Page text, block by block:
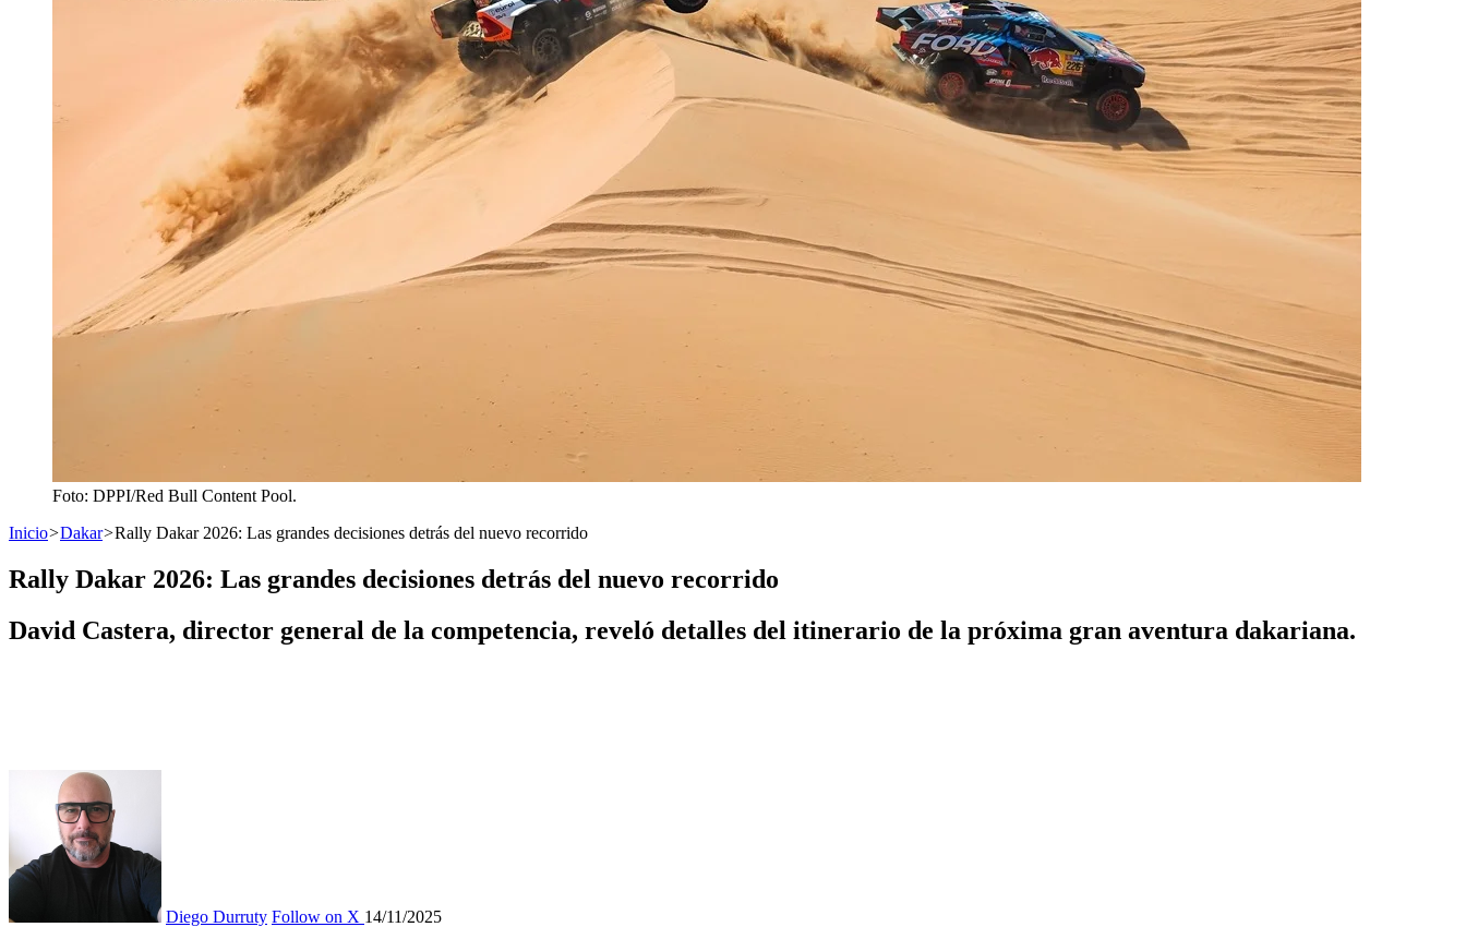
Foto: DPPI/Red Bull Content Pool.
Inicio>Dakar>Rally Dakar 2026: Las grandes decisiones detrás del nuevo recorrido
Rally Dakar 2026: Las grandes decisiones detrás del nuevo recorrido
David Castera, director general de la competencia, reveló detalles del itinerario de la próxima gran aventura dakariana.
Diego Durruty Follow on X 14/11/2025